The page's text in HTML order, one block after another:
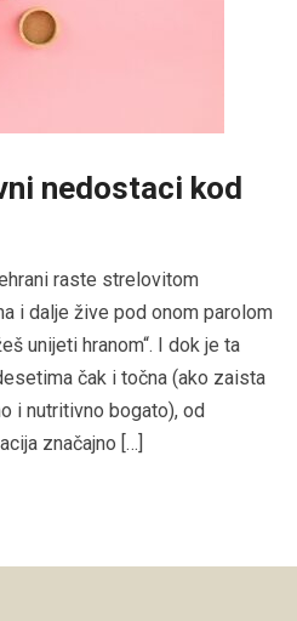
nedostaci kod
raste strelovitom
i dalje žive pod onom parolom
unijeti hranom“. I dok je ta
čak i točna (ako zaista
i nutritivno bogato), od
značajno […]